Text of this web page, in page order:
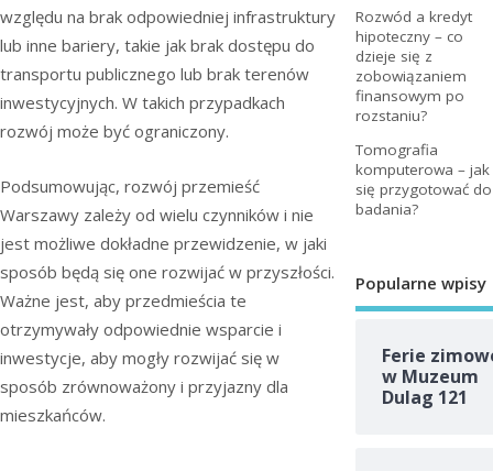
względu na brak odpowiedniej infrastruktury
lub inne bariery, takie jak brak dostępu do
transportu publicznego lub brak terenów
inwestycyjnych. W takich przypadkach
rozwój może być ograniczony.
Podsumowując, rozwój przemieść
Warszawy zależy od wielu czynników i nie
jest możliwe dokładne przewidzenie, w jaki
sposób będą się one rozwijać w przyszłości.
Ważne jest, aby przedmieścia te
otrzymywały odpowiednie wsparcie i
inwestycje, aby mogły rozwijać się w
sposób zrównoważony i przyjazny dla
mieszkańców.
Rozwód a kredyt
hipoteczny – co
dzieje się z
zobowiązaniem
finansowym po
rozstaniu?
Tomografia
komputerowa – jak
się przygotować do
badania?
Popularne wpisy
Ferie
w Muzeum
Dulag 121